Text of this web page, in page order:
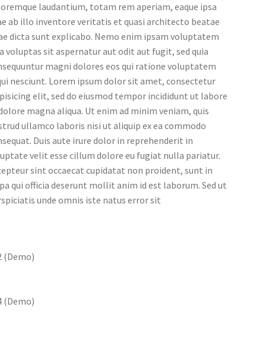
laudantium, totam rem aperiam, eaque ipsa
ab illo inventore veritatis et quasi architecto beatae
dicta sunt explicabo. Nemo enim ipsam voluptatem
voluptas sit aspernatur aut odit aut fugit, sed quia
magni dolores eos qui ratione voluptatem
nesciunt. Lorem ipsum dolor sit amet, consectetur
elit, sed do eiusmod tempor incididunt ut labore
magna aliqua. Ut enim ad minim veniam, quis
ullamco laboris nisi ut aliquip ex ea commodo
Duis aute irure dolor in reprehenderit in
velit esse cillum dolore eu fugiat nulla pariatur.
sint occaecat cupidatat non proident, sunt in
qui officia deserunt mollit anim id est laborum. Sed ut
unde omnis iste natus error sit